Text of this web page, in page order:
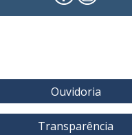
Ouvidoria
Transparência